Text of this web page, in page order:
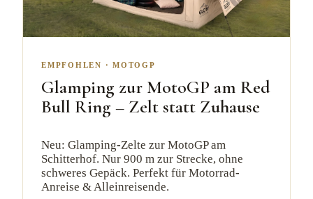
EMPFOHLEN ·MOTOGP
Glamping zur MotoGP am Red
Bull Ring – Zelt statt Zuhause
Neu: Glamping-Zelte zur MotoGP am
Schitterhof. Nur 900 m zur Strecke, ohne
schweres Gepäck. Perfekt für Motorrad-
Anreise & Alleinreisende.